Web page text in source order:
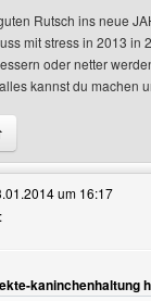
Rutsch ins neue
mit stress in 2013 in
oder netter
kannst du machen
dieses
um 16:17
kaninchenhaltung